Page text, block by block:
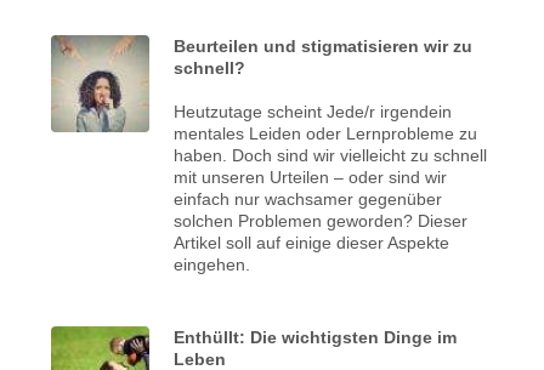
Beurteilen und stigmatisieren wir zu
schnell?
Heutzutage scheint Jede/r irgendein
mentales Leiden oder Lernprobleme zu
haben. Doch sind wir vielleicht zu schnell
mit unseren Urteilen – oder sind wir
einfach nur wachsamer gegenüber
solchen Problemen geworden? Dieser
Artikel soll auf einige dieser Aspekte
eingehen.
Enthüllt: Die wichtigsten Dinge im
Leben